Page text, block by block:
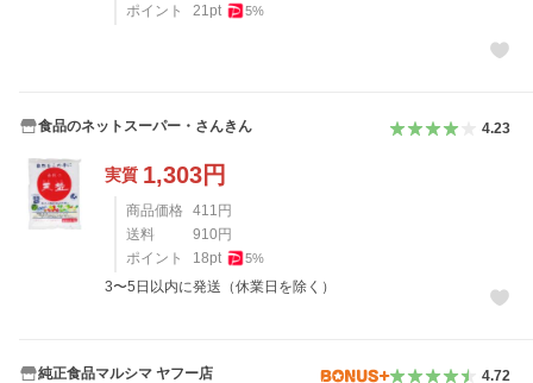
ポイント
21pt 5%
食品のネットスーパー・さんきん 4.23
実質 1,303円
商品価格 411 円
送料
910 円
ポイント
18pt 5%
3〜5日以内に発送（休業日を除く）
純正食品マルシマ ヤフー店 4.72